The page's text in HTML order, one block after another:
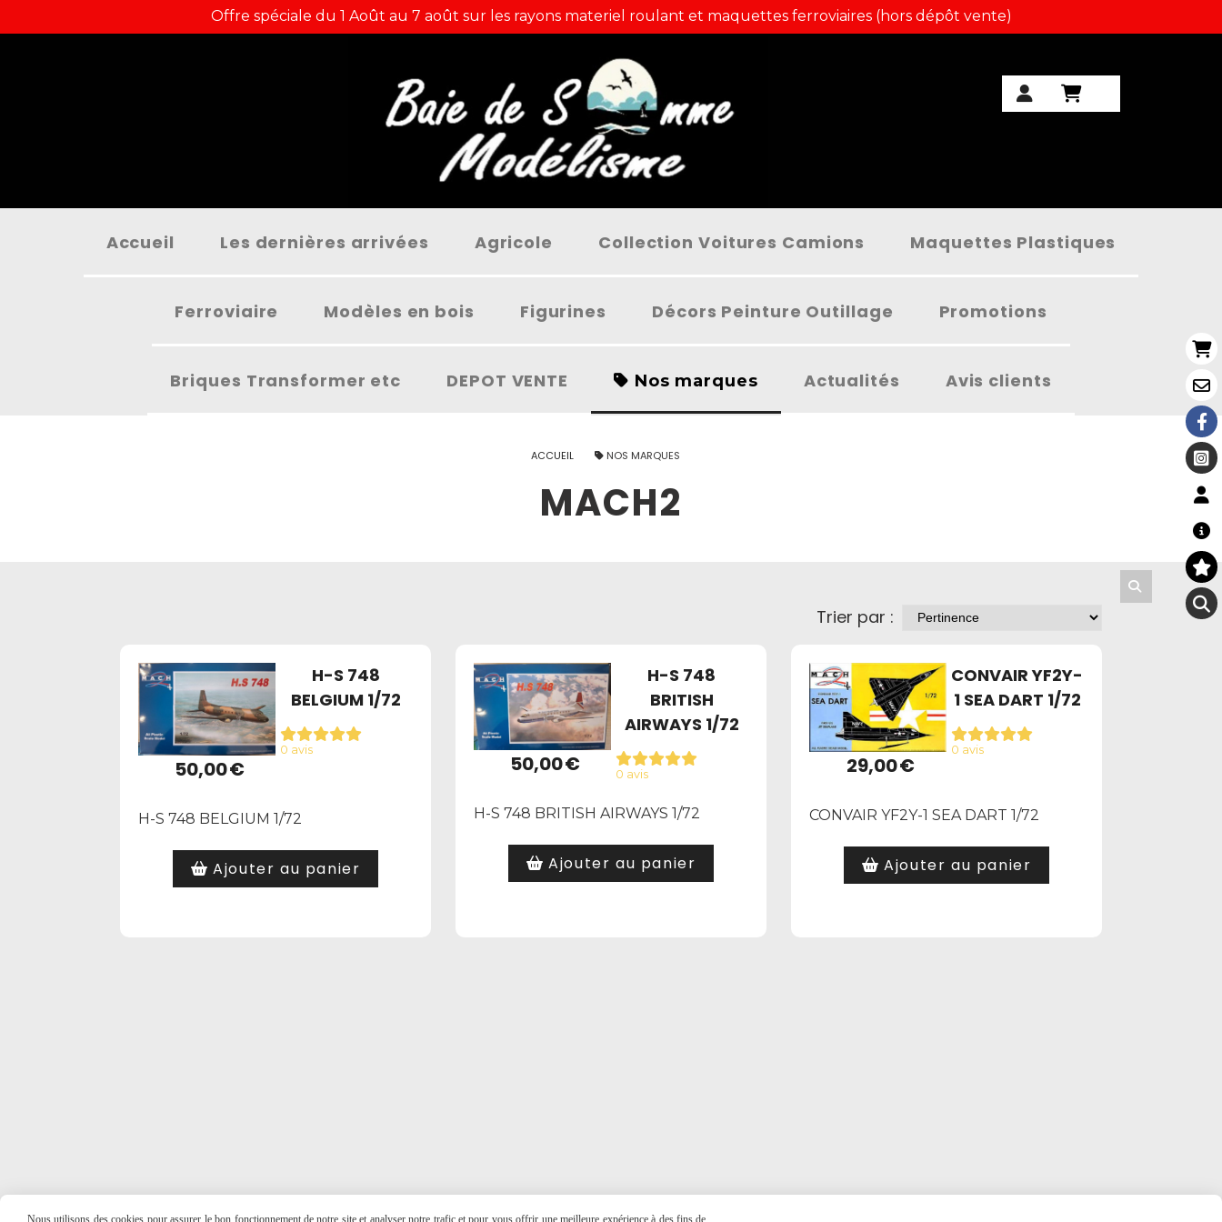
Offre spéciale du 1 Août au 7 août sur les rayons materiel roulant et maquettes ferroviaires (hors dépôt vente)
Accueil Les dernières arrivées Agricole Collection Voitures Camions Maquettes Plastiques
Ferroviaire Modèles en bois Figurines Décors Peinture Outillage Promotions
Briques Transformer etc DEPOT VENTE Nos marques Actualités Avis clients
ACCUEIL NOS MARQUES
MACH2
Trier par :
H-S 748
BELGIUM 1/72
0 avis
50,00€
H-S 748 BELGIUM 1/72
Ajouter au panier
H-S 748
BRITISH
AIRWAYS 1/72
0 avis
50,00€
H-S 748 BRITISH AIRWAYS 1/72
Ajouter au panier
CONVAIR YF2Y-
1 SEA DART 1/72
0 avis
29,00€
CONVAIR YF2Y-1 SEA DART 1/72
Ajouter au panier
Nous utilisons des cookies pour assurer le bon fonctionnement de notre site et analyser notre trafic et pour vous offrir une meilleure expérience à des fins de